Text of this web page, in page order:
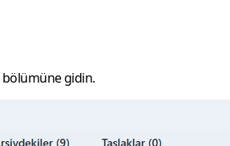
bölümüne gidin.